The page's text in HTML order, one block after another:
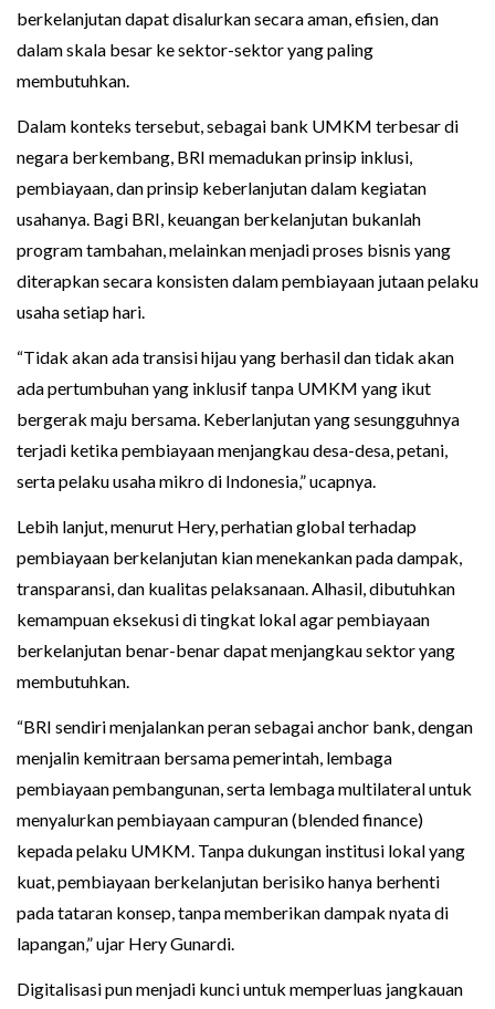
berkelanjutan dapat disalurkan secara aman, efisien, dan
dalam skala besar ke sektor-sektor yang paling
membutuhkan.
Dalam konteks tersebut, sebagai bank UMKM terbesar di
negara berkembang, BRI memadukan prinsip inklusi,
pembiayaan, dan prinsip keberlanjutan dalam kegiatan
usahanya. Bagi BRI, keuangan berkelanjutan bukanlah
program tambahan, melainkan menjadi proses bisnis yang
diterapkan secara konsisten dalam pembiayaan jutaan pelaku
usaha setiap hari.
“Tidak akan ada transisi hijau yang berhasil dan tidak akan
ada pertumbuhan yang inklusif tanpa UMKM yang ikut
bergerak maju bersama. Keberlanjutan yang sesungguhnya
terjadi ketika pembiayaan menjangkau desa-desa, petani,
serta pelaku usaha mikro di Indonesia,” ucapnya.
Lebih lanjut, menurut Hery, perhatian global terhadap
pembiayaan berkelanjutan kian menekankan pada dampak,
transparansi, dan kualitas pelaksanaan. Alhasil, dibutuhkan
kemampuan eksekusi di tingkat lokal agar pembiayaan
berkelanjutan benar-benar dapat menjangkau sektor yang
membutuhkan.
“BRI sendiri menjalankan peran sebagai anchor bank, dengan
menjalin kemitraan bersama pemerintah, lembaga
pembiayaan pembangunan, serta lembaga multilateral untuk
menyalurkan pembiayaan campuran (blended finance)
kepada pelaku UMKM. Tanpa dukungan institusi lokal yang
kuat, pembiayaan berkelanjutan berisiko hanya berhenti
pada tataran konsep, tanpa memberikan dampak nyata di
lapangan,” ujar Hery Gunardi.
Digitalisasi pun menjadi kunci untuk memperluas jangkauan